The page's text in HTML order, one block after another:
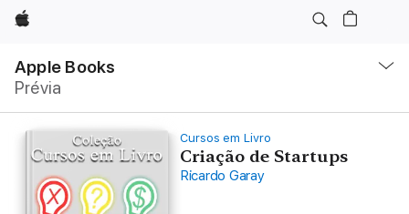
Apple
Apple Books
Prévia
Nav
Abrir
menu
Cursos em Livro
Criação de Startups
Ricardo Garay